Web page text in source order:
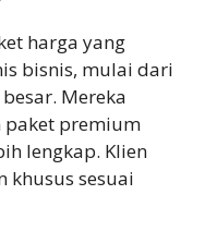
harga yang
bisnis, mulai dari
Mereka
paket premium
lengkap. Klien
khusus sesuai